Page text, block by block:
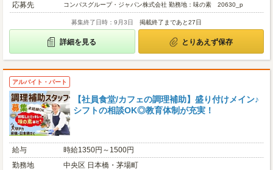
応募先
コンパスグループ・ジャパン株式会社 勤務地：味の素 20630_p
募集終了日時：9月3日 掲載終了まであと27日
詳細を見る とりあえず保存
アルバイト・パート
【社員食堂/カフェの調理補助】盛り付けメイン♪
シフトの相談OK◎教育体制が充実！
給与
時給1350円～1500円
勤務地
中央区 日本橋・茅場町